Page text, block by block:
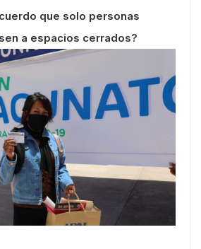
que solo personas
a espacios cerrados?